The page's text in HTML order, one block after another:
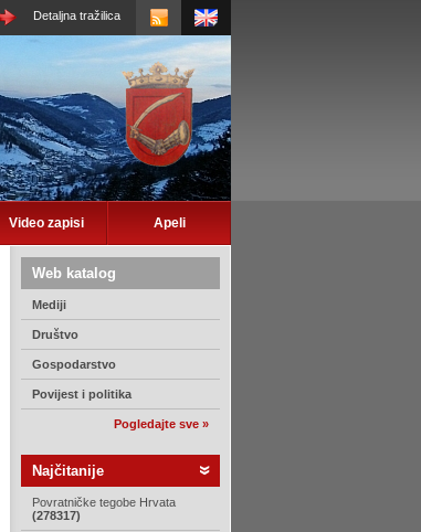
Detaljna tražilica
Video zapisi Apeli
Web katalog
Mediji
Društvo
Gospodarstvo
Povijest i politika
Pogledajte sve »
Najčitanije
Povratničke tegobe Hrvata
(278317)